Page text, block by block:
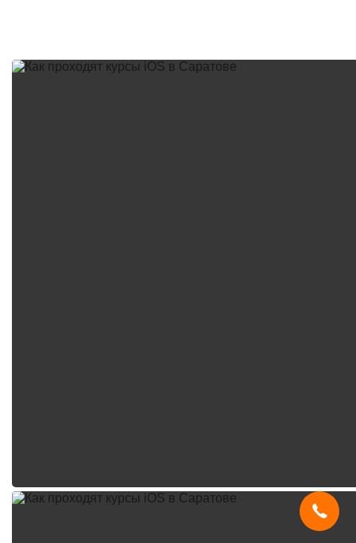
Мы используемcookiesи системуSmartCaptcha, чтобы сайт был
удобным, быстрым и защищённым.